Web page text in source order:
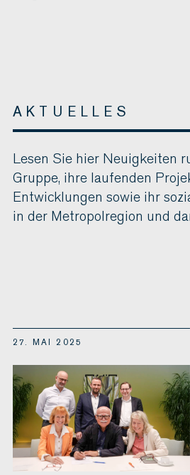
AKTUELLES
Lesen Sie hier Neuigkeiten
Gruppe, ihre laufenden
Entwicklungen sowie ihr
in der Metropolregion und
27. MAI 2025